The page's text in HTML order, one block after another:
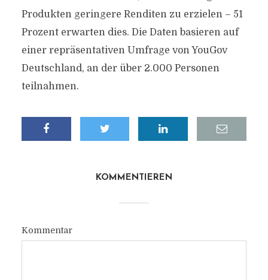
Produkten geringere Renditen zu erzielen – 51
Prozent erwarten dies. Die Daten basieren auf
einer repräsentativen Umfrage von YouGov
Deutschland, an der über 2.000 Personen
teilnahmen.
KOMMENTIEREN
Kommentar